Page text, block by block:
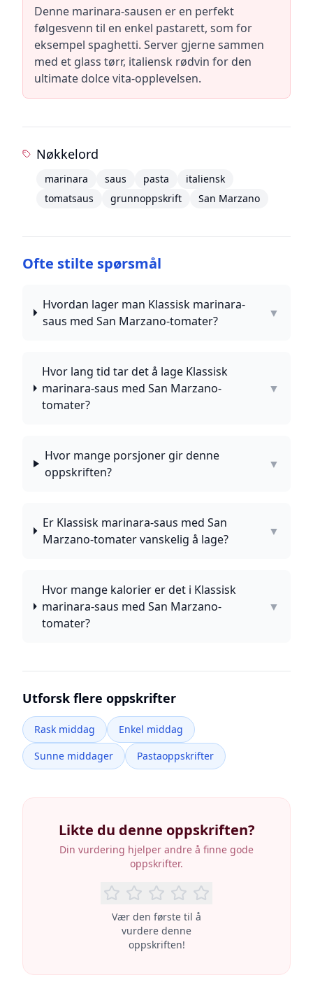
Denne marinara-sausen er en perfekt
følgesvenn til en enkel pastarett, som for
eksempel spaghetti. Server gjerne sammen
med et glass tørr, italiensk rødvin for den
ultimate dolce vita-opplevelsen.
Nøkkelord
marinara saus pasta
italiensk
tomatsaus
grunnoppskrift San Marzano
Ofte stilte spørsmål
Hvordan lager man Klassisk marinara-
saus med San Marzano-tomater?
▼
Hvor lang tid tar det å lage Klassisk
marinara-saus med San Marzano-
tomater?
▼
Hvor mange porsjoner gir denne
oppskriften?
▼
Er Klassisk marinara-saus med San
Marzano-tomater vanskelig å lage?
▼
Hvor mange kalorier er det i Klassisk
marinara-saus med San Marzano-
tomater?
▼
Utforsk flere oppskrifter
Rask middag
Enkel middag
Sunne middager
Pastaoppskrifter
Likte du denne oppskriften?
Din vurdering hjelper andre å finne gode
oppskrifter.
Vær den første til å
vurdere denne
oppskriften!